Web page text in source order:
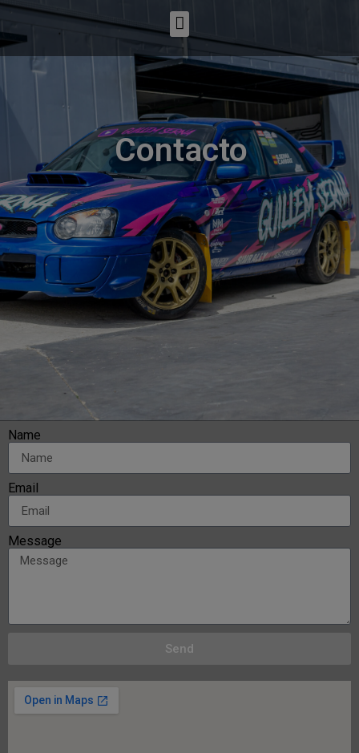
Contacto
Name
Email
Message
Send